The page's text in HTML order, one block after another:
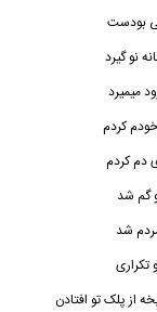
بودست
نو گیرد
میمیرد
کردم
دم کردم
گم شد
شد
تکراری
از پلک تو افتادن